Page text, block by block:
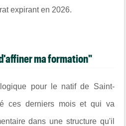
expirant en 2026.
ma formation"
pour le natif de Saint-
ces derniers mois et qui va
dans une structure qu'il